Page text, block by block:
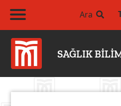
Ara
SAĞLIK